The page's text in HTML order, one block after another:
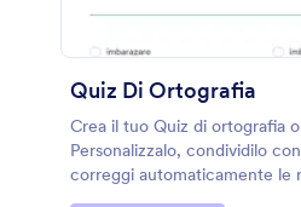
Quiz Di Ortografia
Crea il tuo Quiz di ortografia
Personalizzalo, condividilo
correggi automaticamente le